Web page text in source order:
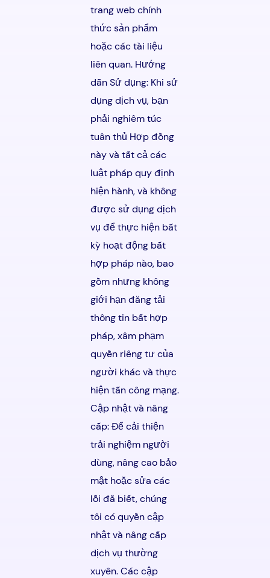
trang web chính
thức sản phẩm
hoặc các tài liệu
liên quan. Hướng
dẫn Sử dụng: Khi sử
dụng dịch vụ, bạn
phải nghiêm túc
tuân thủ Hợp đồng
này và tất cả các
luật pháp quy định
hiện hành, và không
được sử dụng dịch
vụ để thực hiện bất
kỳ hoạt động bất
hợp pháp nào, bao
gồm nhưng không
giới hạn đăng tải
thông tin bất hợp
pháp, xâm phạm
quyền riêng tư của
người khác và thực
hiện tấn công mạng.
Cập nhật và nâng
cấp: Để cải thiện
trải nghiệm người
dùng, nâng cao bảo
mật hoặc sửa các
lỗi đã biết, chúng
tôi có quyền cập
nhật và nâng cấp
dịch vụ thường
xuyên. Các cập